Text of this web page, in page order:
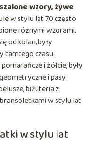
szalone wzory, żywe
w stylu lat 70 często
różnymi wzorami.
od kolan, były
tamtego czasu.
i żółcie, były
i pasy
biżuteria z
w stylu lat
w stylu lat